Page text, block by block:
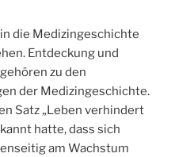
die Medizingeschichte
Entdeckung und
zu den
der Medizingeschichte.
Satz „Leben verhindert
hatte, dass sich
am Wachstum